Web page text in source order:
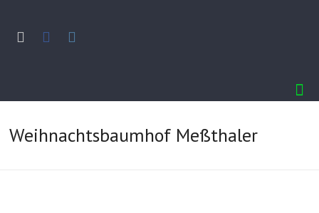
Weihnachtsbaumhof Meßthaler